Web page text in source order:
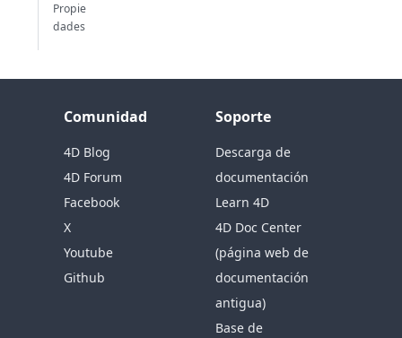
Propie
dades
Comunidad
4D Blog
4D Forum
Facebook
X
Youtube
Github
Soporte
Descarga de
documentación
Learn 4D
4D Doc Center
(página web de
documentación
antigua)
Base de